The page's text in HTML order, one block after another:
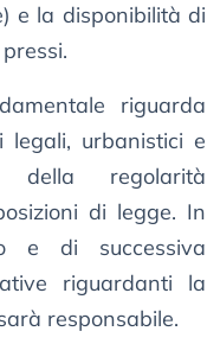
e la disponibilità di
riguarda
legali, urbanistici e
della regolarità
di legge. In
e di successiva
riguardanti la
responsabile.